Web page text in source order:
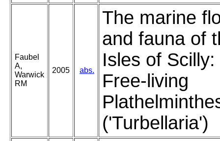
Faubel
A,
Warwick
RM
2005 abs.
The marine
and fauna of
Isles of Scilly:
Free-living
('Turbellaria')